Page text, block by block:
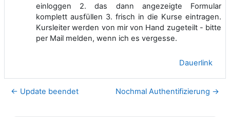
einloggen 2. das dann angezeigte Formular
komplett ausfüllen 3. frisch in die Kurse eintragen.
Kursleiter werden von mir von Hand zugeteilt - bitte
per Mail melden, wenn ich es vergesse.
Dauerlink
← Update beendet Nochmal Authentifizierung →